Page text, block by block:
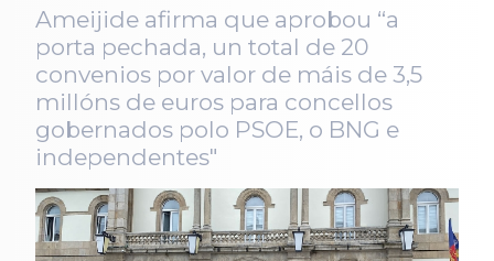
Ameijide afirma que aprobou “a
porta pechada, un total de 20
convenios por valor de máis de 3,5
millóns de euros para concellos
gobernados polo PSOE, o BNG e
independentes"